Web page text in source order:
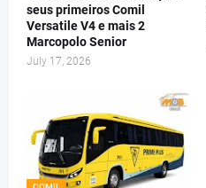
seus primeiros Comil
Versatile V4 e mais 2
Marcopolo Senior
July 17, 2026